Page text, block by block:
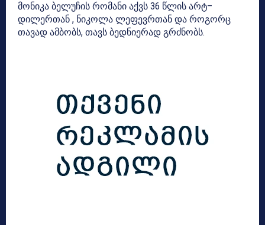
მონიკა ბელუჩის რომანი აქვს 36 წლის არტ–
დილერთან , ნიკოლა ლეფევრთან და როგორც
თავად ამბობს, თავს ბედნიერად გრძნობს.